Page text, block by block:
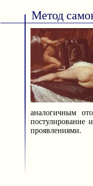
Метод
аналогичным
постулирование
проявлениями.